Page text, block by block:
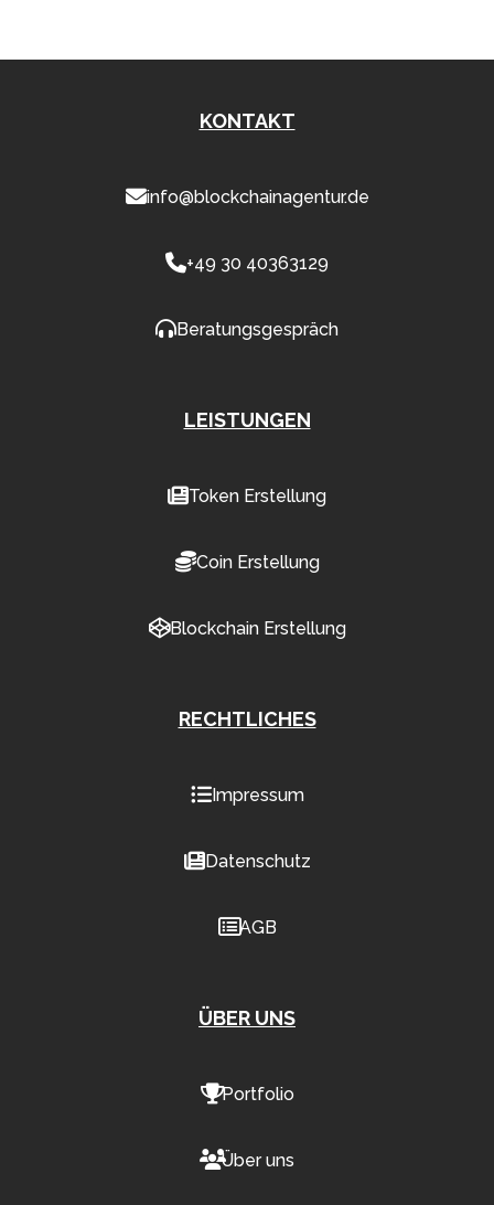
KONTAKT
info@blockchainagentur.de
+49 30 40363129
Beratungsgespräch
LEISTUNGEN
Token Erstellung
Coin Erstellung
Blockchain Erstellung
RECHTLICHES
Impressum
Datenschutz
AGB
ÜBER UNS
Portfolio
Über uns